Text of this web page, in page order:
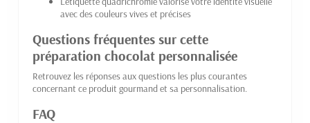
avec des couleurs vives et précises
Questions fréquentes sur cette
préparation chocolat personnalisée
Retrouvez les réponses aux questions les plus courantes
concernant ce produit gourmand et sa personnalisation.
FAQ